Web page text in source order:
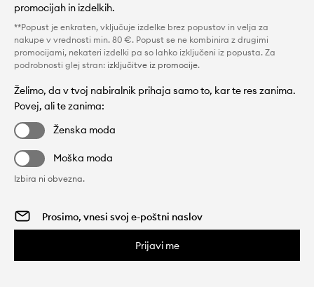
promocijah in izdelkih.
**Popust je enkraten, vključuje izdelke brez popustov in velja za
nakupe v vrednosti min. 80 €. Popust se ne kombinira z drugimi
promocijami, nekateri izdelki pa so lahko izključeni iz popusta. Za
podrobnosti glej stran: izključitve iz promocije.
Želimo, da v tvoj nabiralnik prihaja samo to, kar te res zanima.
Povej, ali te zanima:
Ženska moda
Moška moda
Izbira ni obvezna.
Prijavi me